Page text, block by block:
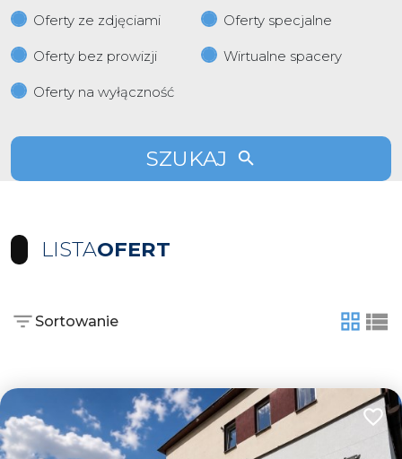
Oferty ze zdjęciami
Oferty specjalne
Oferty bez prowizji Wirtualne spacery
Oferty na wyłączność
SZUKAJ
LISTAOFERT
Sortowanie
tabela